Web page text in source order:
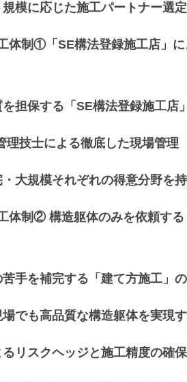
規模に応じた施工パートナー選
体制 ①「 SE構法登録施工店 」
を担保する「SE構法登録施工店
理技士による徹底した現場管理
・ 大規模それぞれの得意分野を
体制 ② 構造躯体のみを依頼する
苦手を補完する「建て方施工 」
でも高品質な構造躯体を実現
リスクヘッジと施工精度の確保